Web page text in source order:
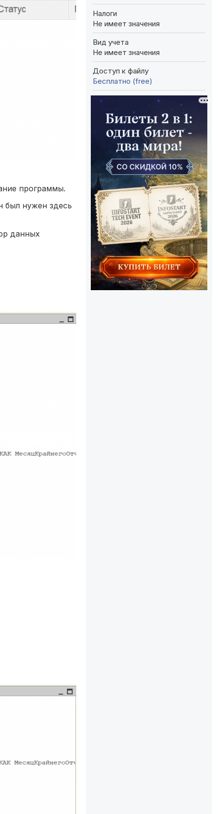
программы.
был нужен здесь
данных
Налоги
Не имеет значения
Вид учета
Не имеет значения
Доступ к файлу
Бесплатно (free)